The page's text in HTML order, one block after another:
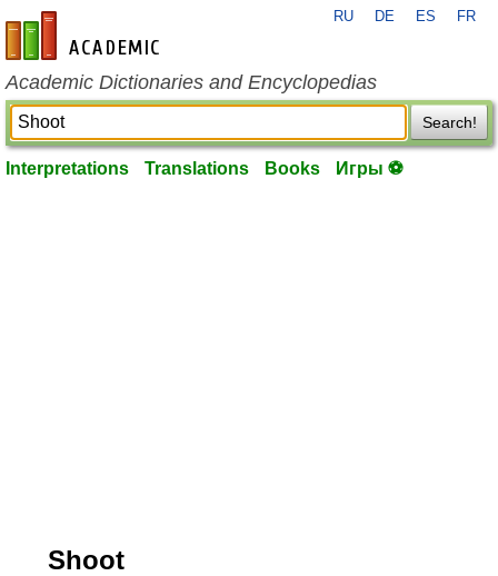
en-academic.com
RU DE ES FR
Academic Dictionaries and Encyclopedias
Search!
Interpretations Translations Books Игры ⚽
Shoot